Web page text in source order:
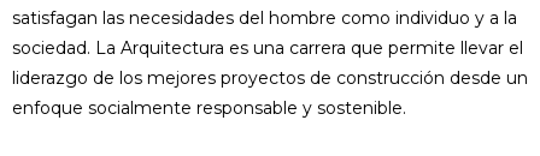
satisfagan las necesidades del hombre como individuo y a la
sociedad. La Arquitectura es una carrera que permite llevar el
liderazgo de los mejores proyectos de construcción desde un
enfoque socialmente responsable y sostenible.